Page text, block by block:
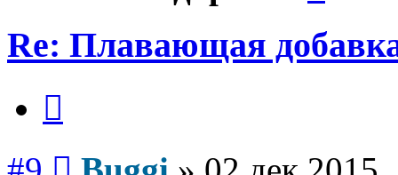
Re: Плавающая